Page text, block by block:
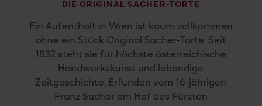
DIE ORIGINAL SACHER-TORTE
Ein Aufenthalt in Wien ist kaum vollkommen
ohne ein Stück Original Sacher-Torte. Seit
1832 steht sie für höchste österreichische
Handwerkskunst und lebendige
Zeitgeschichte. Erfunden vom 16-jährigen
Franz Sacher am Hof des Fürsten